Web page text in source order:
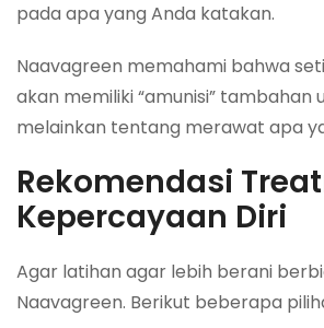
pada apa yang Anda katakan.
Naavagreen memahami bahwa
akan memiliki “amunisi”
melainkan tentang merawat apa
Rekomendasi
Kepercayaan Diri
Agar latihan agar lebih berani
Naavagreen. Berikut beberapa